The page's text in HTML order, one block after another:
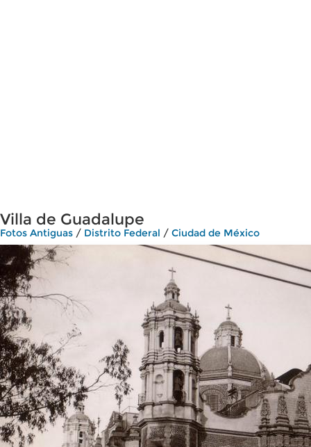
Villa de Guadalupe
Fotos Antiguas / Distrito Federal / Ciudad de México